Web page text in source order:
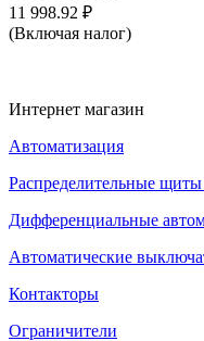
11 998.92 ₽
(Включая налог)
Интернет магазин
Автоматизация
Распределительные
Дифференциальные
Автоматические
Контакторы
Ограничители